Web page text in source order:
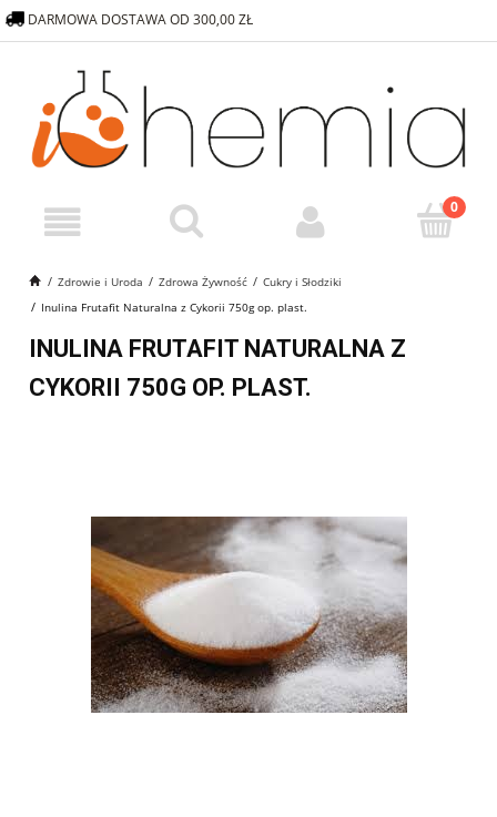
Zdrowie i Uroda Zdrowa Żywność
Cukry i Słodziki
Inulina Frutafit Naturalna z Cykorii 750g op. plast.
DARMOWA DOSTAWA OD 300,00 ZŁ
INULINA FRUTAFIT NATURALNA Z
CYKORII 750G OP. PLAST.